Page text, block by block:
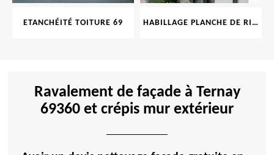
ETANCHÉITÉ TOITURE 69 HABILLAGE PLANCHE DE RIVE 69
Ravalement de façade à Ternay
69360 et crépis mur extérieur